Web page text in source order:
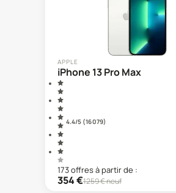
APPLE
iPhone 13 Pro Max
4.4/5 (16 079)
173offresà partir de :
354€1259€ neuf